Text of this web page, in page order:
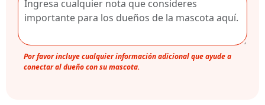
Por favor incluye cualquier información adicional que ayude a
conectar al dueño con su mascota.